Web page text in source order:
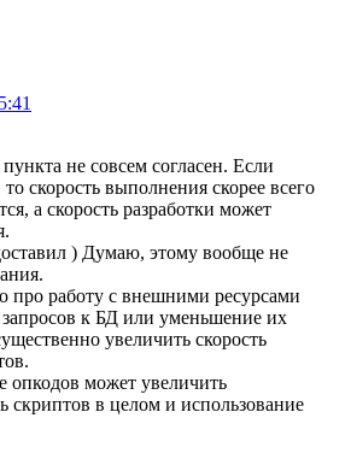
не совсем согласен. Если
скорость выполнения скорее всего
а скорость разработки может
) Думаю, этому вообще не
про работу с внешними ресурсами
к БД или уменьшение их
увеличить скорость
опкодов может увеличить
скриптов в целом и использование